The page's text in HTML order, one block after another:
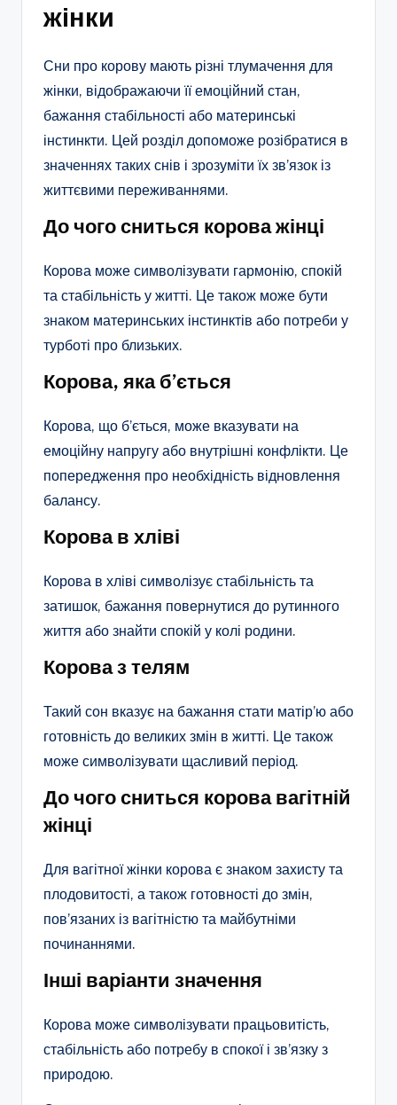
жінки
Сни про корову мають різні тлумачення для
жінки, відображаючи її емоційний стан,
бажання стабільності або материнські
інстинкти. Цей розділ допоможе розібратися в
значеннях таких снів і зрозуміти їх зв’язок із
життєвими переживаннями.
До чого сниться корова жінці
Корова може символізувати гармонію, спокій
та стабільність у житті. Це також може бути
знаком материнських інстинктів або потреби у
турботі про близьких.
Корова, яка б’ється
Корова, що б’ється, може вказувати на
емоційну напругу або внутрішні конфлікти. Це
попередження про необхідність відновлення
балансу.
Корова в хліві
Корова в хліві символізує стабільність та
затишок, бажання повернутися до рутинного
життя або знайти спокій у колі родини.
Корова з телям
Такий сон вказує на бажання стати матір’ю або
готовність до великих змін в житті. Це також
може символізувати щасливий період.
До чого сниться корова вагітній
жінці
Для вагітної жінки корова є знаком захисту та
плодовитості, а також готовності до змін,
пов’язаних із вагітністю та майбутніми
починаннями.
Інші варіанти значення
Корова може символізувати працьовитість,
стабільність або потребу в спокої і зв’язку з
природою.